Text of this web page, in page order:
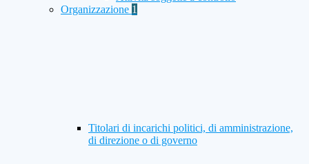
Organizzazione 1
Titolari di incarichi politici, di amministrazione,
di direzione o di governo